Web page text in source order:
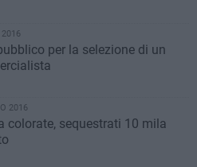
2016
per la selezione di un
2016
colorate, sequestrati 10 mila